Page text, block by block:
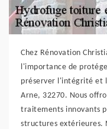
Chez Rénovation
l'importance de
préserver l'intégrité et
Arne, 32270. Nous
traitements innovants
structures extérieures.